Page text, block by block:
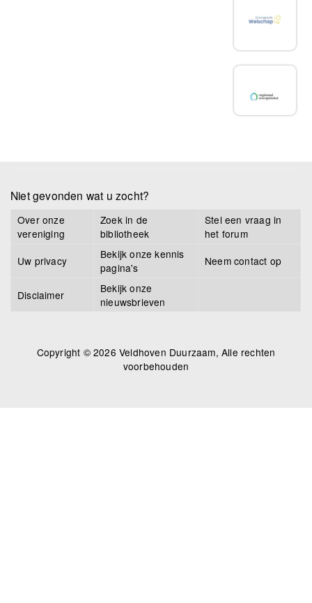
Niet gevonden wat u zocht?
Over onze
vereniging
Zoek in de
bibliotheek
Stel een vraag in
het forum
Uw privacy
Bekijk onze kennis
pagina's
Neem contact op
Disclaimer
Bekijk onze
nieuwsbrieven
Copyright © 2026 Veldhoven Duurzaam, Alle rechten
voorbehouden